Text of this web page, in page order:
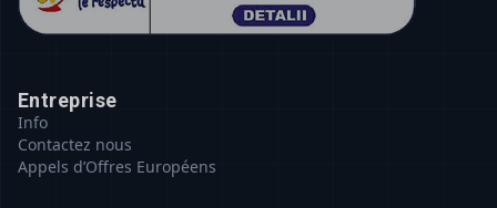
Entreprise
Info
Contactez nous
Appels d’Offres Européens